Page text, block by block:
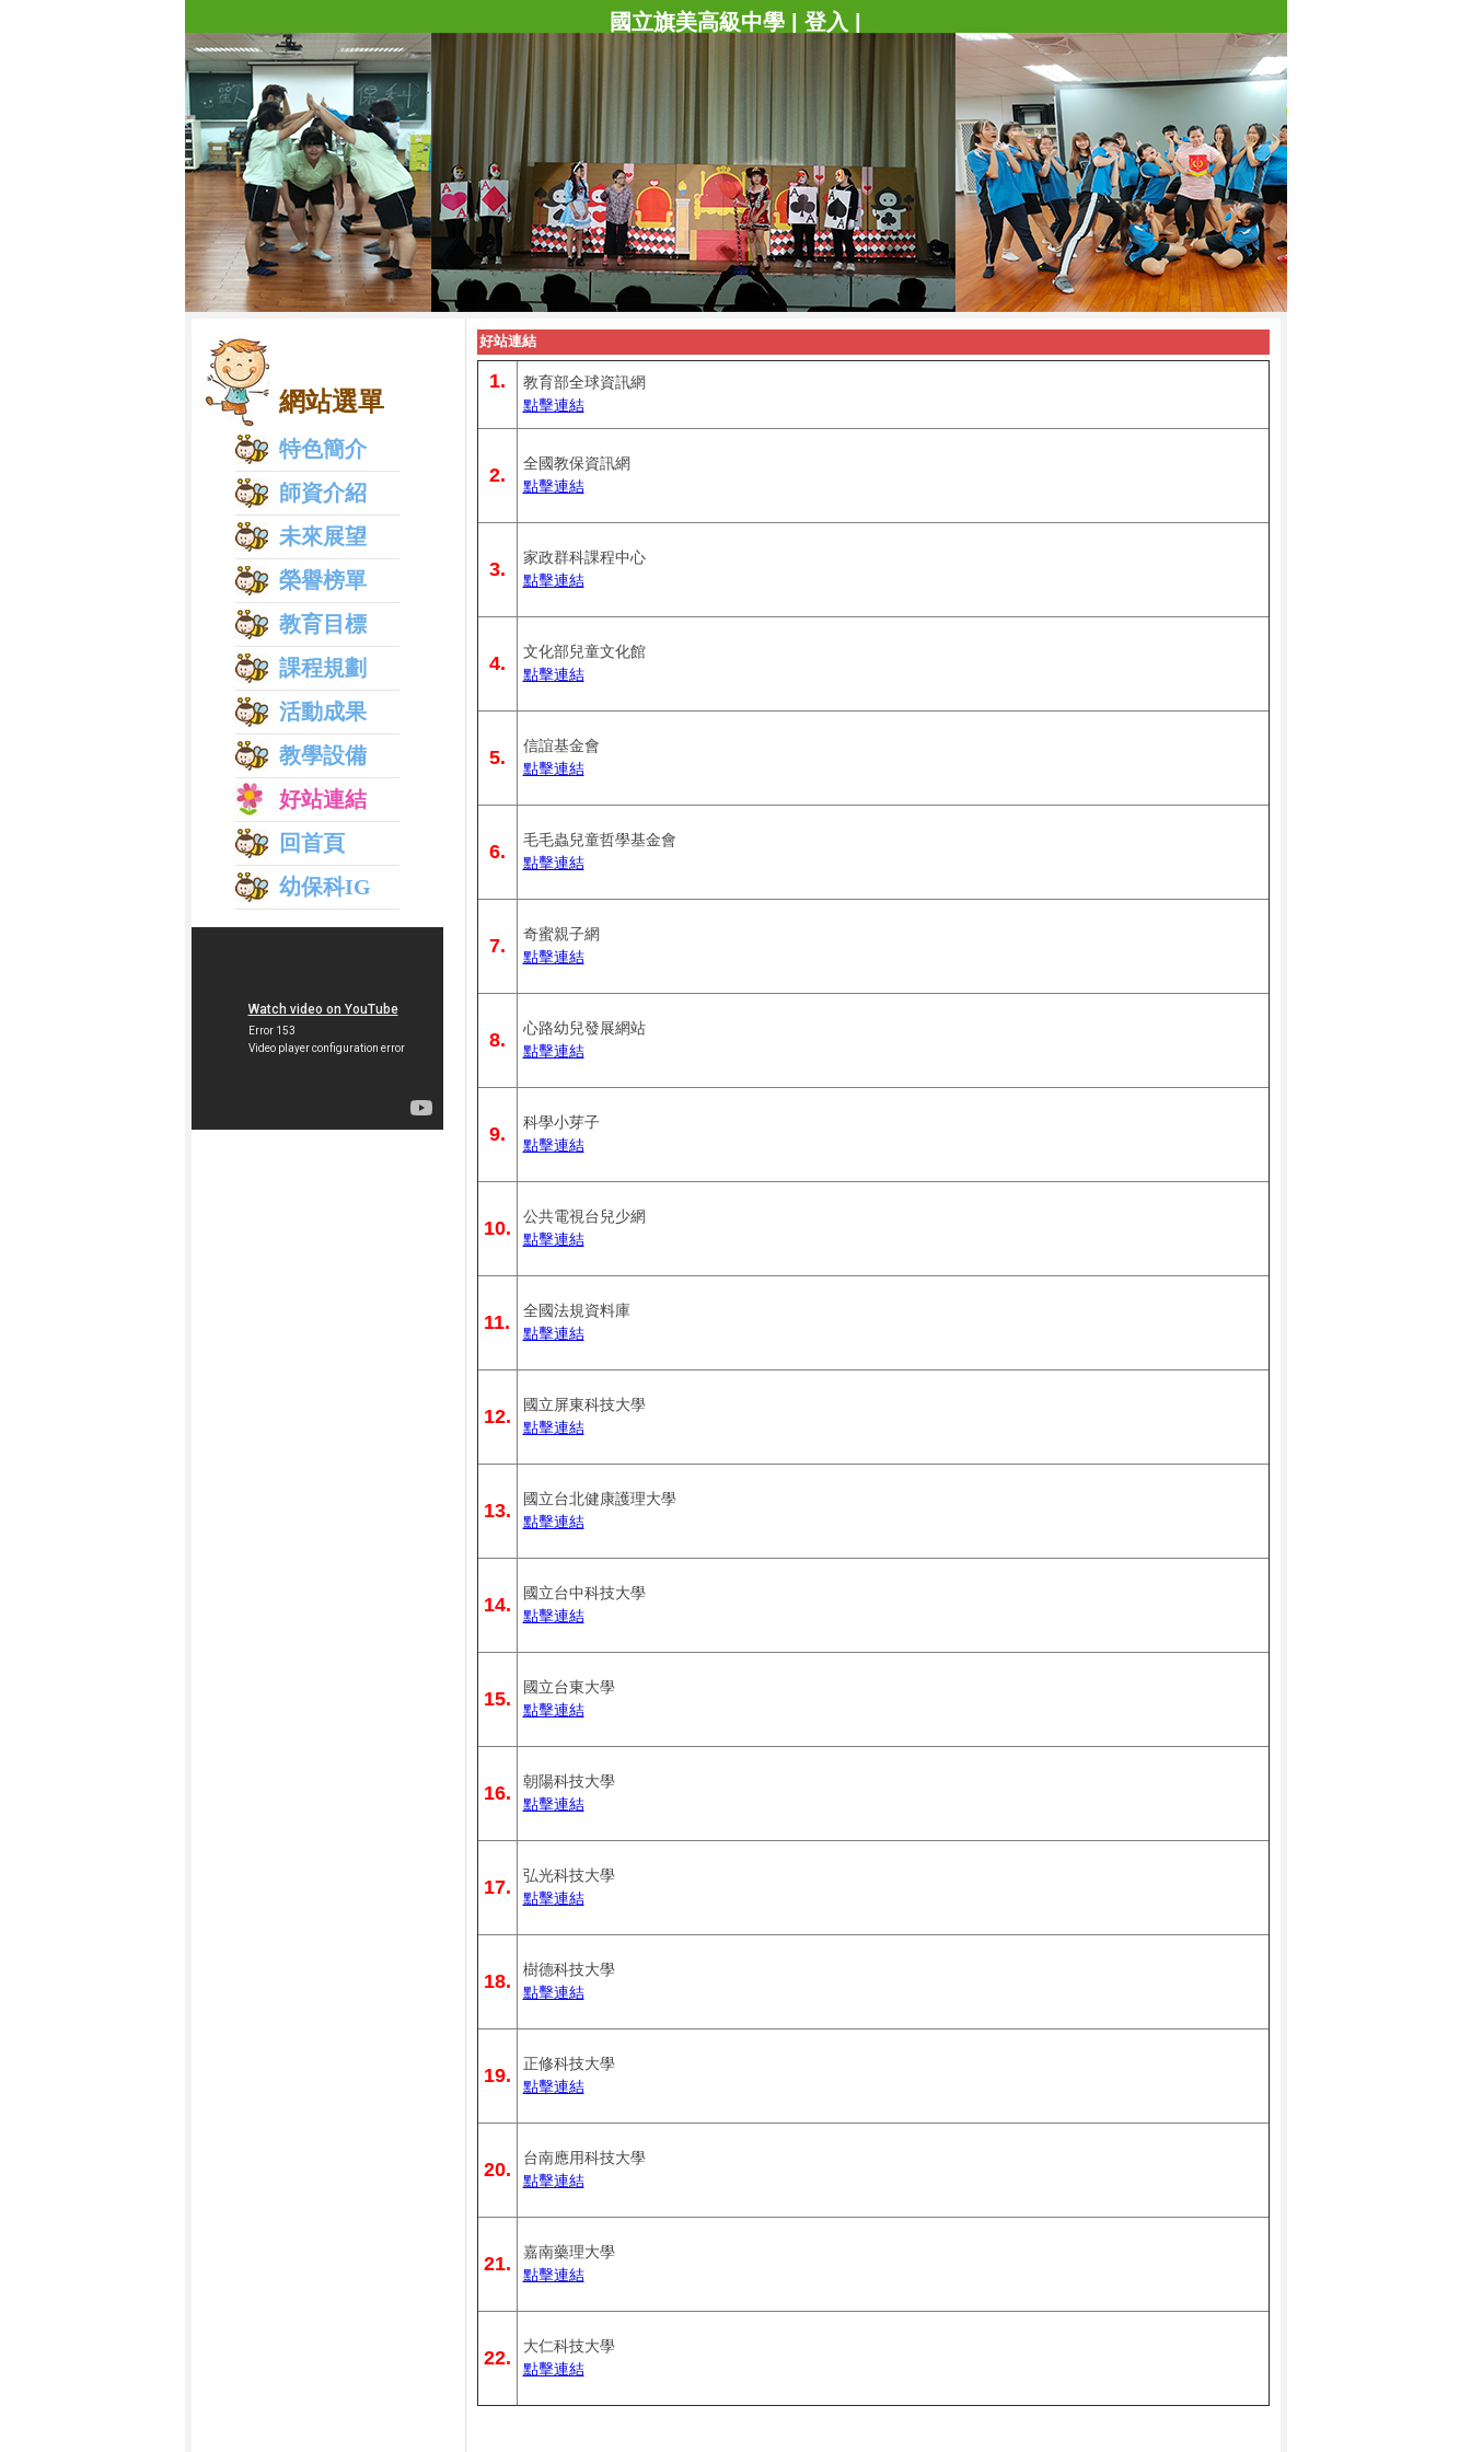
國立旗美高級中學 登入
網站選單
特色簡介
師資介紹
未來展望
榮譽榜單
教育目標
課程規劃
活動成果
教學設備
好站連結
回首頁
幼保科IG
好站連結
1.
教育部全球資訊網
點擊連結
2.
全國教保資訊網
點擊連結
3.
家政群科課程中心
點擊連結
4.
文化部兒童文化館
點擊連結
5.
信誼基金會
點擊連結
6.
毛毛蟲兒童哲學基金會
點擊連結
7.
奇蜜親子網
點擊連結
8.
心路幼兒發展網站
點擊連結
9.
科學小芽子
點擊連結
10.
公共電視台兒少網
點擊連結
11.
全國法規資料庫
點擊連結
12.
國立屏東科技大學
點擊連結
13.
國立台北健康護理大學
點擊連結
14.
國立台中科技大學
點擊連結
15.
國立台東大學
點擊連結
16.
朝陽科技大學
點擊連結
17.
弘光科技大學
點擊連結
18.
樹德科技大學
點擊連結
19.
正修科技大學
點擊連結
20.
台南應用科技大學
點擊連結
21.
嘉南藥理大學
點擊連結
22.
大仁科技大學
點擊連結